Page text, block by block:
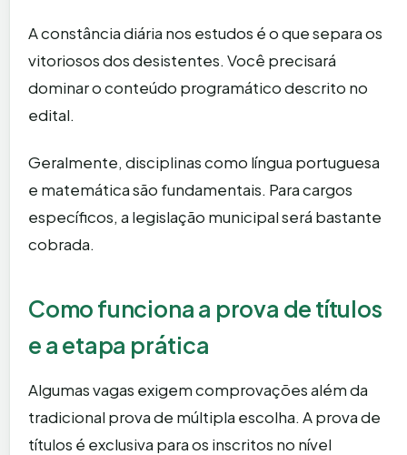
A constância diária nos estudos é o que separa os
vitoriosos dos desistentes. Você precisará
dominar o conteúdo programático descrito no
edital.
Geralmente, disciplinas como língua portuguesa
e matemática são fundamentais. Para cargos
específicos, a legislação municipal será bastante
cobrada.
Como funciona a prova de títulos
e a etapa prática
Algumas vagas exigem comprovações além da
tradicional prova de múltipla escolha. A prova de
títulos é exclusiva para os inscritos no nível